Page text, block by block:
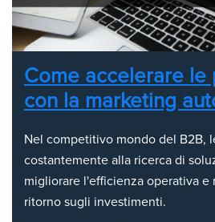
Come accelerare le
con la marketing
Nel competitivo mondo del B2B,
costantemente alla ricerca di
migliorare l'efficienza operativa e
ritorno sugli investimenti.